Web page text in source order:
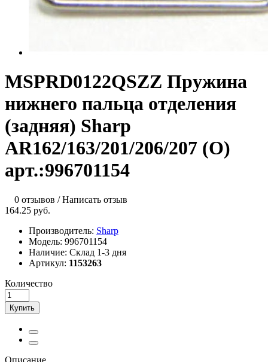
MSPRD0122QSZZ Пружина
нижнего пальца отделения
(задняя) Sharp
AR162/163/201/206/207 (O)
арт.:996701154
0 отзывов /Написать отзыв
164.25 руб.
Производитель: Sharp
Модель: 996701154
Наличие: Склад 1-3 дня
Артикул: 1153263
Количество
Купить
Описание